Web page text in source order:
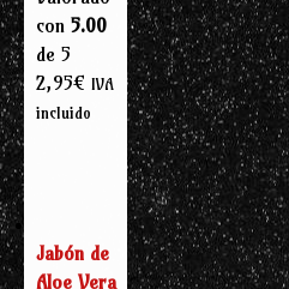
con 5.00
de 5
2,95€ IVA
incluido
Jabón de
Aloe Vera